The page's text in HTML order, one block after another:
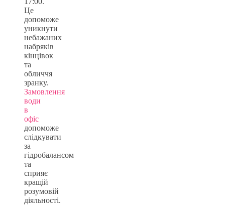
Це
допоможе
уникнути
небажаних
набряків
кінцівок
та
обличчя
зранку.
Замовлення
води
в
офіс
допоможе
слідкувати
за
гідробалансом
та
сприяє
кращій
розумовій
діяльності.